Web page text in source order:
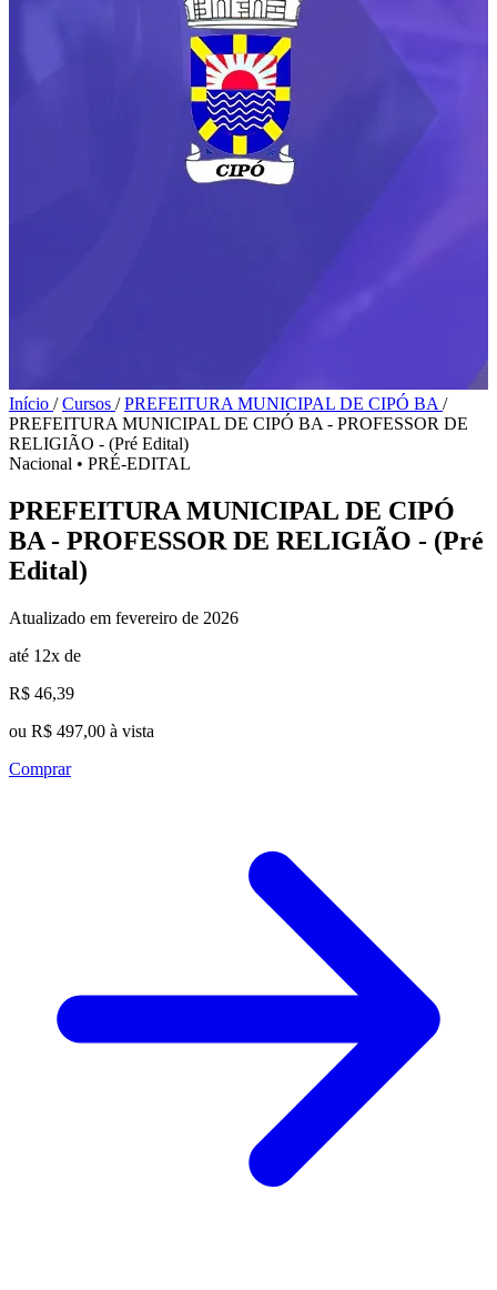
Início / Cursos / PREFEITURA MUNICIPAL DE CIPÓ BA /
PREFEITURA MUNICIPAL DE CIPÓ BA - PROFESSOR DE
RELIGIÃO - (Pré Edital)
Nacional • PRÉ-EDITAL
PREFEITURA MUNICIPAL DE CIPÓ
BA - PROFESSOR DE RELIGIÃO - (Pré
Edital)
Atualizado em fevereiro de 2026
até 12x de
R$ 46,39
ou R$ 497,00 à vista
Comprar